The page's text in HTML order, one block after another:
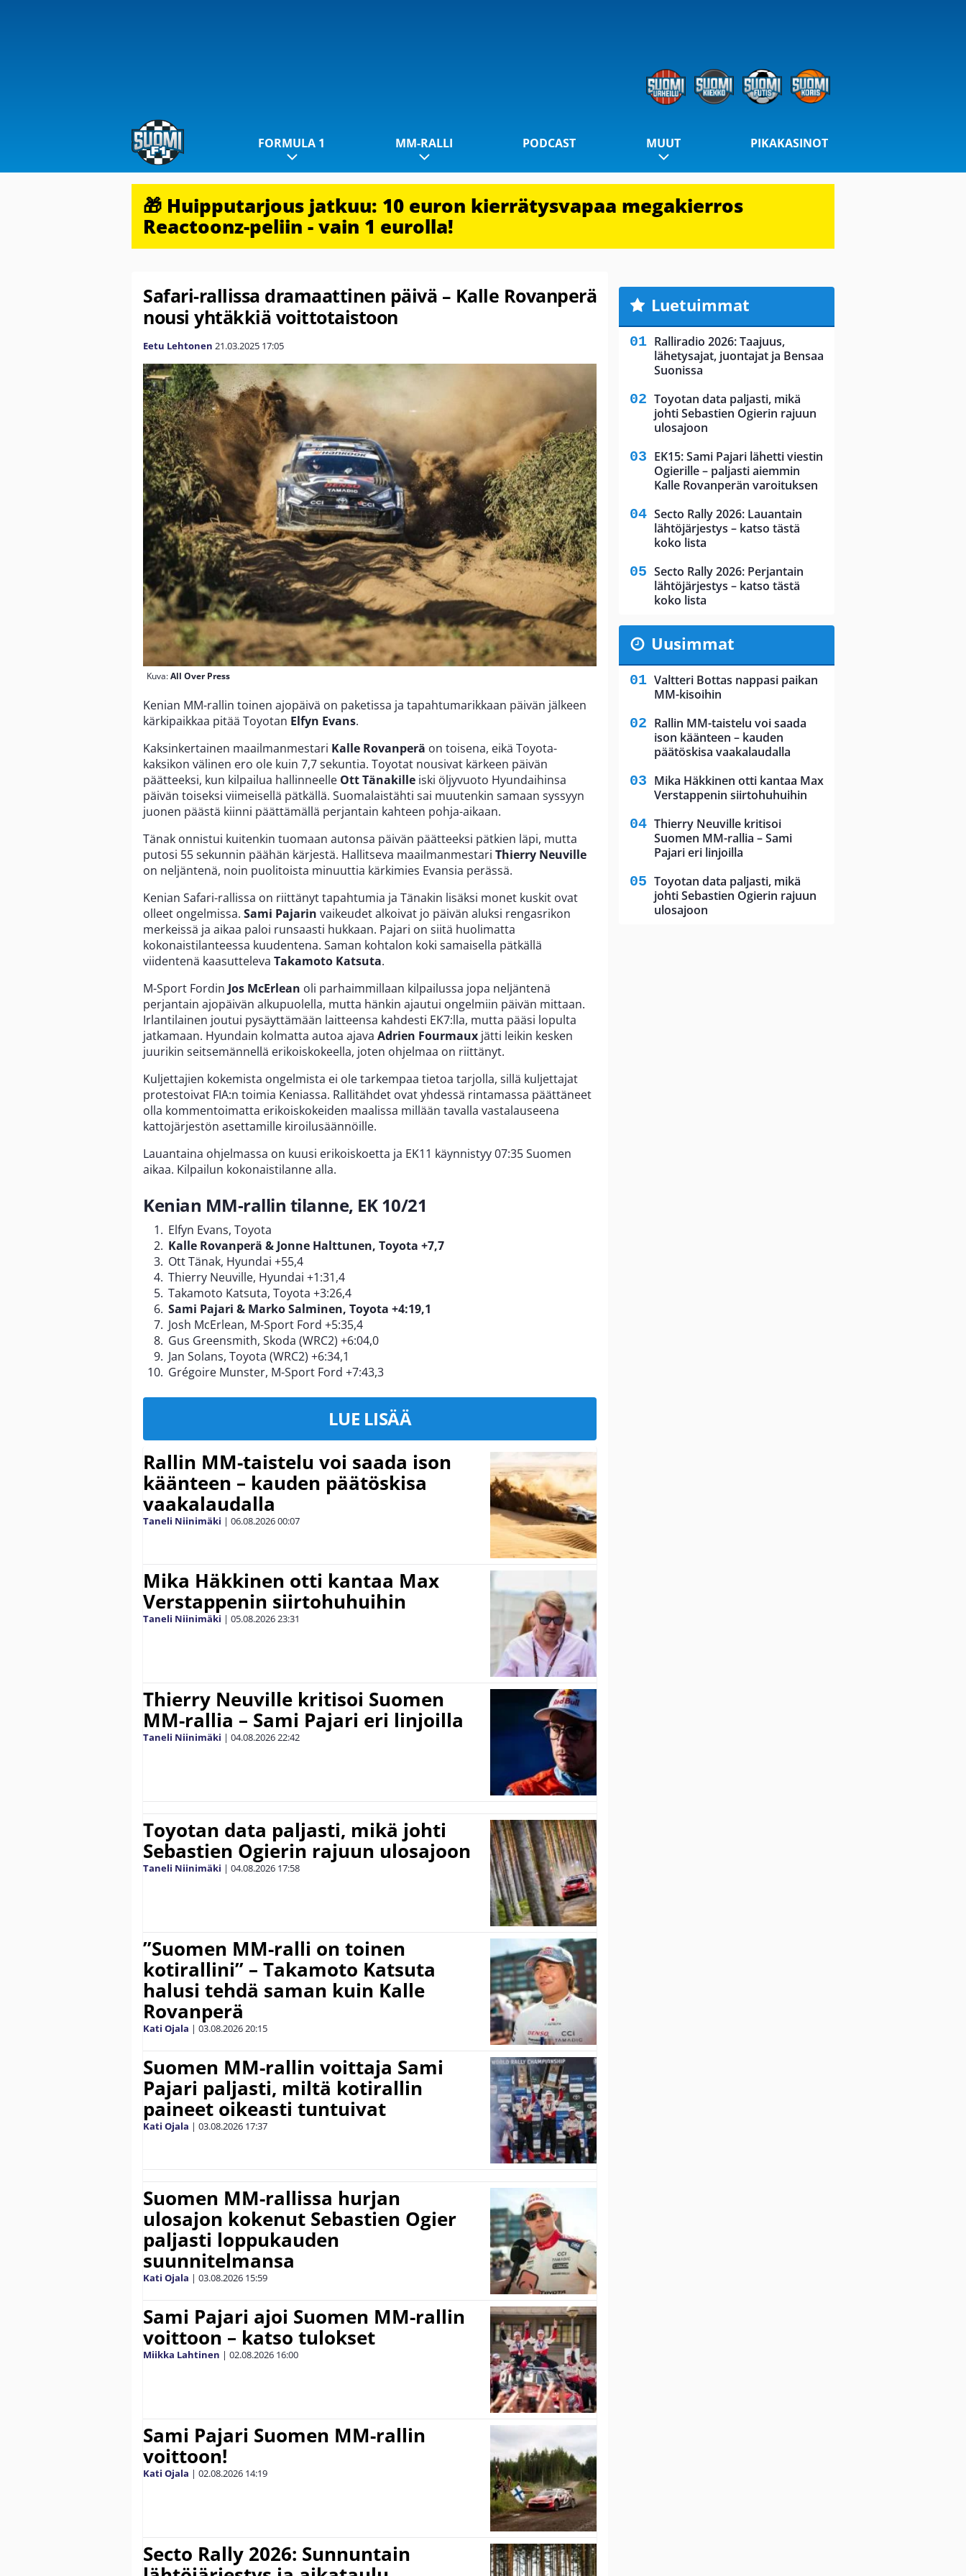
FORMULA 1 MM-RALLI PODCAST MUUT PIKAKASINOT
🎁 Huipputarjous jatkuu: 10 euron kierrätysvapaa megakierros
Reactoonz-peliin - vain 1 eurolla!
Safari-rallissa dramaattinen päivä – Kalle Rovanperä
nousi yhtäkkiä voittotaistoon
Eetu Lehtonen 21.03.2025 17:05
Kuva:All Over Press
Kenian MM-rallin toinen ajopäivä on paketissa ja tapahtumarikkaan päivän jälkeen
kärkipaikkaa pitää Toyotan Elfyn Evans.
Kaksinkertainen maailmanmestari Kalle Rovanperä on toisena, eikä Toyota-
kaksikon välinen ero ole kuin 7,7 sekuntia. Toyotat nousivat kärkeen päivän
päätteeksi, kun kilpailua hallinneelle Ott Tänakille iski öljyvuoto Hyundaihinsa
päivän toiseksi viimeisellä pätkällä. Suomalaistähti sai muutenkin samaan syssyyn
juonen päästä kiinni päättämällä perjantain kahteen pohja-aikaan.
Tänak onnistui kuitenkin tuomaan autonsa päivän päätteeksi pätkien läpi, mutta
putosi 55 sekunnin päähän kärjestä. Hallitseva maailmanmestari Thierry Neuville
on neljäntenä, noin puolitoista minuuttia kärkimies Evansia perässä.
Kenian Safari-rallissa on riittänyt tapahtumia ja Tänakin lisäksi monet kuskit ovat
olleet ongelmissa. Sami Pajarin vaikeudet alkoivat jo päivän aluksi rengasrikon
merkeissä ja aikaa paloi runsaasti hukkaan. Pajari on siitä huolimatta
kokonaistilanteessa kuudentena. Saman kohtalon koki samaisella pätkällä
viidentenä kaasutteleva Takamoto Katsuta.
M-Sport Fordin Jos McErlean oli parhaimmillaan kilpailussa jopa neljäntenä
perjantain ajopäivän alkupuolella, mutta hänkin ajautui ongelmiin päivän mittaan.
Irlantilainen joutui pysäyttämään laitteensa kahdesti EK7:lla, mutta pääsi lopulta
jatkamaan. Hyundain kolmatta autoa ajava Adrien Fourmaux jätti leikin kesken
juurikin seitsemännellä erikoiskokeella, joten ohjelmaa on riittänyt.
Kuljettajien kokemista ongelmista ei ole tarkempaa tietoa tarjolla, sillä kuljettajat
protestoivat FIA:n toimia Keniassa. Rallitähdet ovat yhdessä rintamassa päättäneet
olla kommentoimatta erikoiskokeiden maalissa millään tavalla vastalauseena
kattojärjestön asettamille kiroilusäännöille.
Lauantaina ohjelmassa on kuusi erikoiskoetta ja EK11 käynnistyy 07:35 Suomen
aikaa. Kilpailun kokonaistilanne alla.
Kenian MM-rallin tilanne, EK 10/21
Elfyn Evans, Toyota
Kalle Rovanperä & Jonne Halttunen, Toyota +7,7
Ott Tänak, Hyundai +55,4
Thierry Neuville, Hyundai +1:31,4
Takamoto Katsuta, Toyota +3:26,4
Sami Pajari & Marko Salminen, Toyota +4:19,1
Josh McErlean, M-Sport Ford +5:35,4
Gus Greensmith, Skoda (WRC2) +6:04,0
Jan Solans, Toyota (WRC2) +6:34,1
Grégoire Munster, M-Sport Ford +7:43,3
LUE LISÄÄ
Rallin MM-taistelu voi saada ison
käänteen – kauden päätöskisa
vaakalaudalla
Taneli Niinimäki | 06.08.202600:07
Mika Häkkinen otti kantaa Max
Verstappenin siirtohuhuihin
Taneli Niinimäki | 05.08.202623:31
Thierry Neuville kritisoi Suomen
MM-rallia – Sami Pajari eri linjoilla
Taneli Niinimäki | 04.08.202622:42
Toyotan data paljasti, mikä johti
Sebastien Ogierin rajuun ulosajoon
Taneli Niinimäki | 04.08.2026 17:58
”Suomen MM-ralli on toinen
kotirallini” – Takamoto Katsuta
halusi tehdä saman kuin Kalle
Rovanperä
Kati Ojala | 03.08.202620:15
Suomen MM-rallin voittaja Sami
Pajari paljasti, miltä kotirallin
paineet oikeasti tuntuivat
Kati Ojala | 03.08.2026 17:37
Suomen MM-rallissa hurjan
ulosajon kokenut Sebastien Ogier
paljasti loppukauden
suunnitelmansa
Kati Ojala | 03.08.2026 15:59
Sami Pajari ajoi Suomen MM-rallin
voittoon – katso tulokset
Miikka Lahtinen | 02.08.2026 16:00
Sami Pajari Suomen MM-rallin
voittoon!
Kati Ojala | 02.08.2026 14:19
Secto Rally 2026: Sunnuntain
Luetuimmat
Ralliradio 2026: Taajuus,
lähetysajat, juontajat ja Bensaa
Suonissa
Toyotan data paljasti, mikä
johti Sebastien Ogierin rajuun
ulosajoon
EK15: Sami Pajari lähetti viestin
Ogierille – paljasti aiemmin
Kalle Rovanperän varoituksen
Secto Rally 2026: Lauantain
lähtöjärjestys – katso tästä
koko lista
Secto Rally 2026: Perjantain
lähtöjärjestys – katso tästä
koko lista
Uusimmat
Valtteri Bottas nappasi paikan
MM-kisoihin
Rallin MM-taistelu voi saada
ison käänteen – kauden
päätöskisa vaakalaudalla
Mika Häkkinen otti kantaa Max
Verstappenin siirtohuhuihin
Thierry Neuville kritisoi
Suomen MM-rallia – Sami
Pajari eri linjoilla
Toyotan data paljasti, mikä
johti Sebastien Ogierin rajuun
ulosajoon